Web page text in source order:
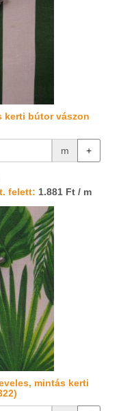
kerti bútor vászon
m +
felett: 1.881 Ft / m
mintás kerti